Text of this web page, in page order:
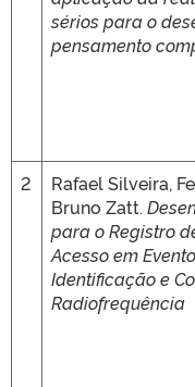
sérios para o
pensamento
2
Rafael Silveira,
Bruno Zatt.
para o Registro
Acesso em
Identificação e
Radiofrequência